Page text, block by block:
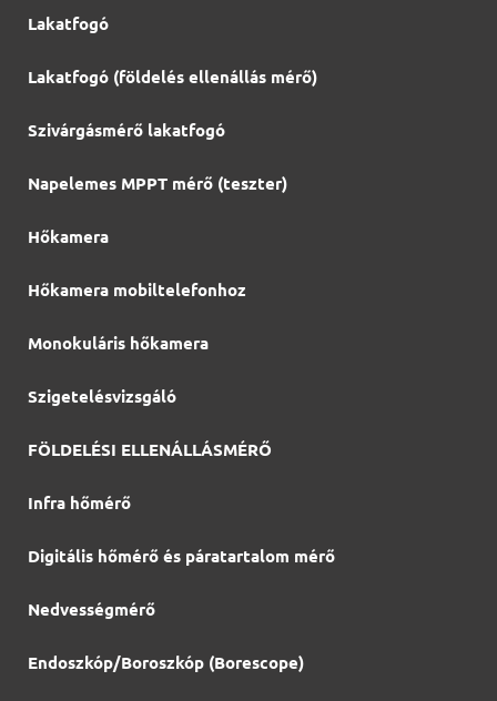
Lakatfogó
Lakatfogó (földelés ellenállás mérő)
Szivárgásmérő lakatfogó
Napelemes MPPT mérő (teszter)
Hőkamera
Hőkamera mobiltelefonhoz
Monokuláris hőkamera
Szigetelésvizsgáló
FÖLDELÉSI ELLENÁLLÁSMÉRŐ
Infra hőmérő
Digitális hőmérő és páratartalom mérő
Nedvességmérő
Endoszkóp/Boroszkóp (Borescope)